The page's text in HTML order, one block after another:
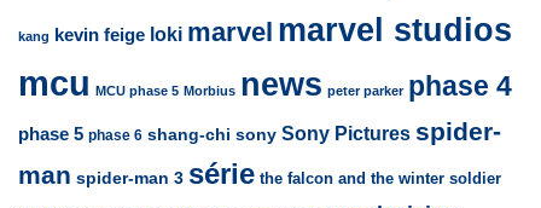
kang kevin feige loki marvel marvel studios
mcu MCU phase 5 Morbius news peter parker phase 4
phase 5 phase 6 shang-chi sony Sony Pictures spider-
man spider-man 3 série the falcon and the winter soldier